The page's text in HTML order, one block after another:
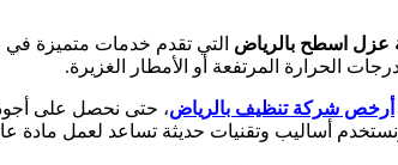
عزل اسطح بالرياض التي تقدم خدمات متميزة في
الحرارة المرتفعة أو الأمطار الغزيرة.
أرخص شركة تنظيف بالرياض، حتى نحصل على
أساليب وتقنيات حديثة تساعد لعمل مادة